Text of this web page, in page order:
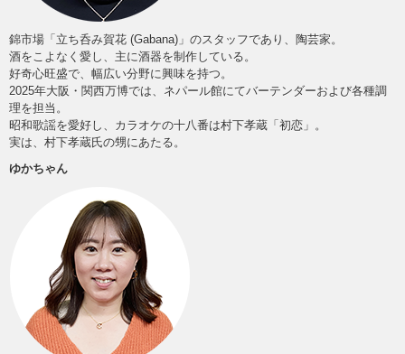
錦市場「立ち呑み賀花 (Gabana)」のスタッフであり、陶芸家。
酒をこよなく愛し、主に酒器を制作している。
好奇心旺盛で、幅広い分野に興味を持つ。
2025年大阪・関西万博では、ネパール館にてバーテンダーおよび各種調
理を担当。
昭和歌謡を愛好し、カラオケの十八番は村下孝蔵「初恋」。
実は、村下孝蔵氏の甥にあたる。
ゆかちゃん